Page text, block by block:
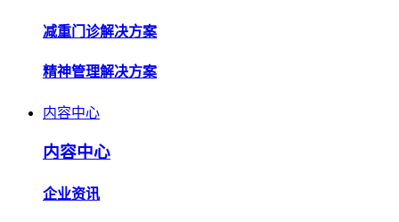
减重门诊解决方案
精神管理解决方案
内容中心
内容中心
企业资讯